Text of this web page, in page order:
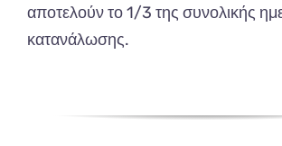
αποτελούν το 1/3 της συνολικής
κατανάλωσης.